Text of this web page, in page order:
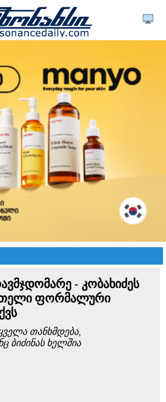
- კობახიძეს
ფორმალური
თანხმდება,
ბიძინას ხელშია